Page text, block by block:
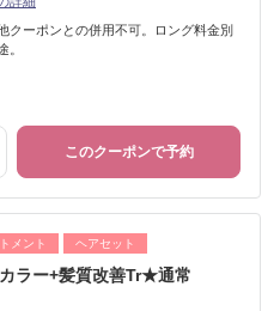
クーポンとの併用不可。ロング料金別
。
このクーポンで予約
メント ヘアセット
ラー+髪質改善Tr★通常